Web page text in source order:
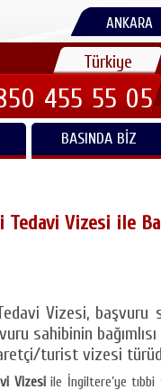
ANKARA
Türkiye
455 55 05
BASINDA BIZ
Vizesi ile
Vizesi, başvuru
sahibinin
turist vizesi
Vizesiile İngiltere’ye tıbbi